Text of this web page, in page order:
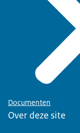
Documenten
Over deze site